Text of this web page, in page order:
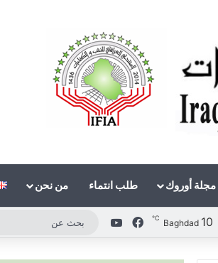
مجلة أوروك طلب انتماء من نحن
Baghdad 10
℃ فيسبوك‫YouTube